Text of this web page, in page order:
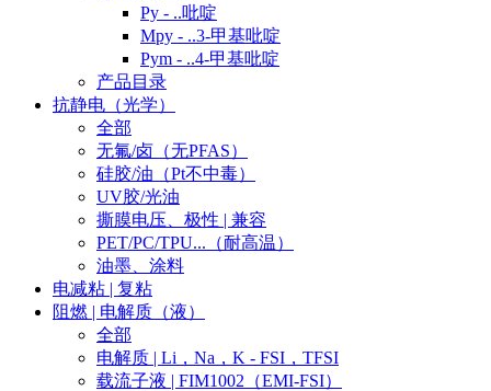
Py - ..吡啶
Mpy - ..3-甲基吡啶
Pym - ..4-甲基吡啶
产品目录
抗静电（光学）
全部
无氟/卤（无PFAS）
硅胶/油（Pt不中毒）
UV胶/光油
撕膜电压、极性 | 兼容
PET/PC/TPU...（耐高温）
油墨、涂料
电减粘 | 复粘
阻燃 | 电解质（液）
全部
电解质 | Li，Na，K - FSI，TFSI
载流子液 | FIM1002（EMI-FSI）